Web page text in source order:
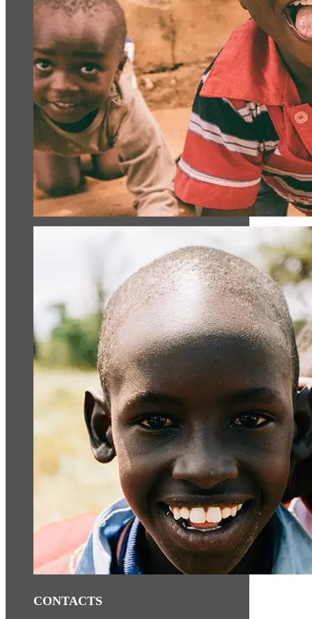
CONTACTS